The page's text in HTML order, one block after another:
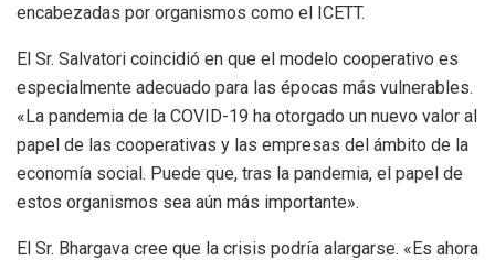
encabezadas por organismos como el ICETT.
El Sr. Salvatori coincidió en que el modelo cooperativo es
especialmente adecuado para las épocas más vulnerables.
«La pandemia de la COVID-19 ha otorgado un nuevo valor al
papel de las cooperativas y las empresas del ámbito de la
economía social. Puede que, tras la pandemia, el papel de
estos organismos sea aún más importante».
El Sr. Bhargava cree que la crisis podría alargarse. «Es ahora